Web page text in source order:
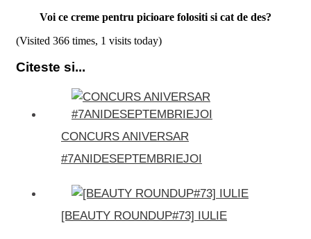
Voi ce creme pentru picioare folositi si cat de des?
(Visited 366 times, 1 visits today)
Citeste si...
CONCURS ANIVERSAR
#7ANIDESEPTEMBRIEJOI
[BEAUTY ROUNDUP#73] IULIE